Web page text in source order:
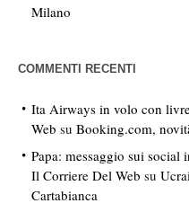
Milano
COMMENTI RECENTI
Ita Airways in volo con
Web su Booking.com,
Papa: messaggio sui
Il Corriere Del Web su
Cartabianca